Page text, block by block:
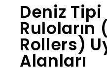
Deniz Tipi
Ruloların
Rollers)
Alanları